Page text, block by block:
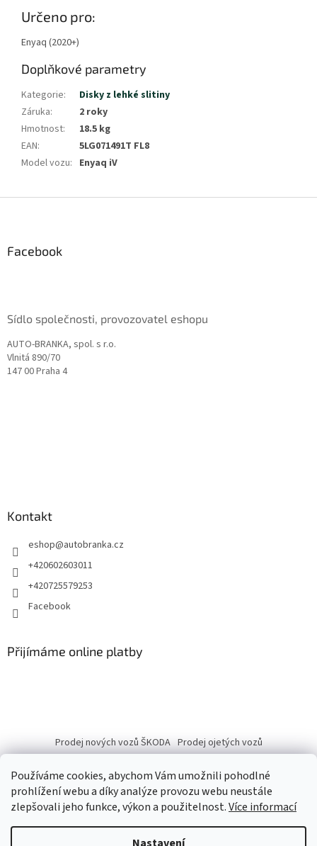
Používáme cookies, abychom Vám umožnili pohodlné
prohlížení webu a díky analýze provozu webu neustále
zlepšovali jeho funkce, výkon a použitelnost.Více informací
méně
Určeno pro:
Enyaq (2020+)
Doplňkové parametry
Kategorie:
Disky z lehké slitiny
Záruka:
2 roky
Hmotnost:
18.5 kg
EAN:
5LG071491T FL8
Model vozu: Enyaq iV
Facebook
Sídlo společnosti, provozovatel eshopu
AUTO-BRANKA, spol. s r.o.
Vlnitá 890/70
147 00 Praha 4
Kontakt
eshop@autobranka.cz
+420602603011
+420725579253
Facebook
Přijímáme online platby
Prodej nových vozů ŠKODA Prodej ojetých vozů